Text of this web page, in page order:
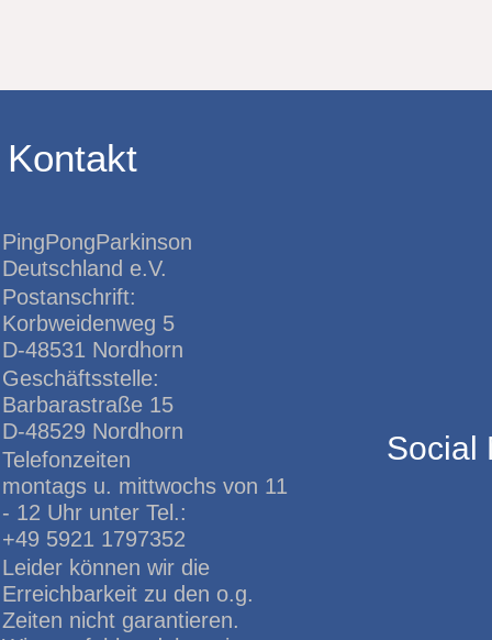
Kontakt
PingPongParkinson
Deutschland e.V.
Postanschrift:
Korbweidenweg 5
D-48531 Nordhorn
Geschäftsstelle:
Barbarastraße 15
D-48529 Nordhorn
Telefonzeiten
montags u. mittwochs von 11
- 12 Uhr unter Tel.:
+49 5921 1797352
Leider können wir die
Erreichbarkeit zu den o.g.
Zeiten nicht garantieren.
Social